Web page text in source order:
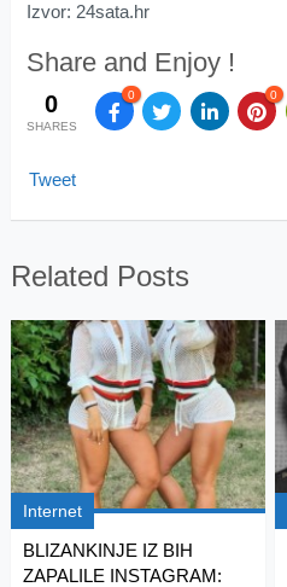
Izvor: 24sata.hr
Share and Enjoy !
0
SHARES
0 0
Tweet
Related Posts
Internet
BLIZANKINJE IZ BIH
ZAPALILE INSTAGRAM: